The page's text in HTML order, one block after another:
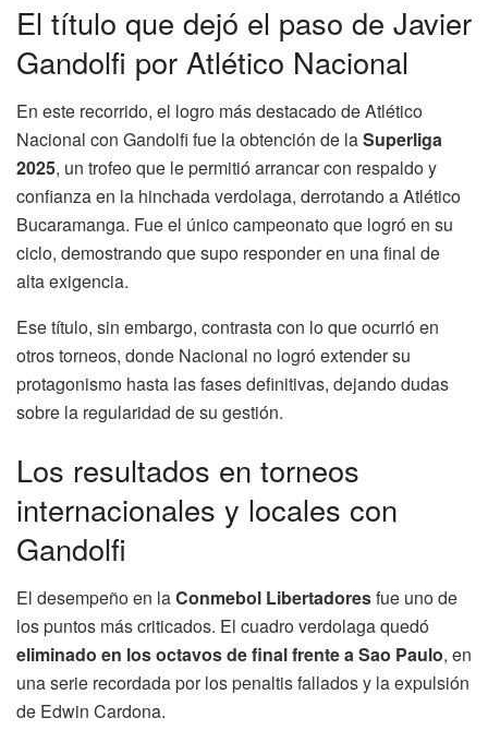
El título que dejó el paso de Javier
Gandolfi por Atlético Nacional
En este recorrido, el logro más destacado de Atlético
Nacional con Gandolfi fue la obtención de laSuperliga
2025, un trofeo que le permitió arrancar con respaldo y
confianza en la hinchada verdolaga, derrotando a Atlético
Bucaramanga. Fue el único campeonato que logró en su
ciclo, demostrando que supo responder en una final de
alta exigencia.
Ese título, sin embargo, contrasta con lo que ocurrió en
otros torneos, donde Nacional no logró extender su
protagonismo hasta las fases definitivas, dejando dudas
sobre la regularidad de su gestión.
Los resultados en torneos
internacionales y locales con
Gandolfi
El desempeño en laConmebol Libertadoresfue uno de
los puntos más criticados. El cuadro verdolaga quedó
eliminado en los octavos de final frente a Sao Paulo, en
una serie recordada por los penaltis fallados y la expulsión
de Edwin Cardona.